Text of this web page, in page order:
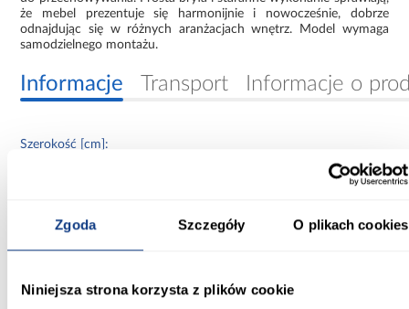
Zgoda Szczegóły O plikach cookies
Niniejsza strona korzysta z plików cookie
że mebel prezentuje się harmonijnie i nowocześnie, dobrze
odnajdując się w różnych aranżacjach wnętrz. Model wymaga
samodzielnego montażu.
Informacje Transport Informacje o
Szerokość [cm]:
60.00
235.20